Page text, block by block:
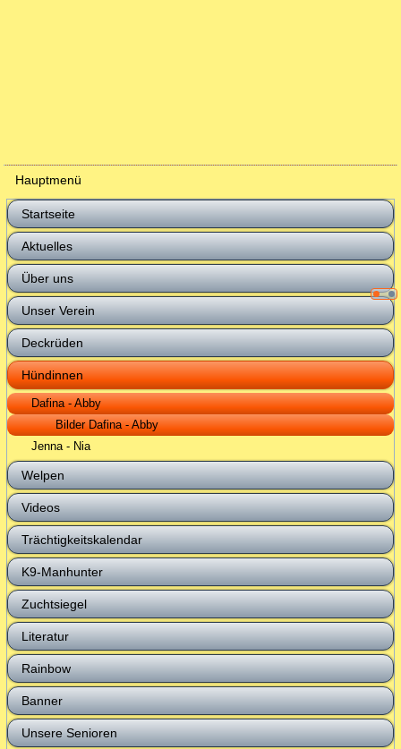
Hauptmenü
Startseite
Aktuelles
Über uns
Unser Verein
Deckrüden
Hündinnen
Dafina - Abby
Bilder Dafina - Abby
Jenna - Nia
Welpen
Videos
Trächtigkeitskalendar
K9-Manhunter
Zuchtsiegel
Literatur
Rainbow
Banner
Unsere Senioren